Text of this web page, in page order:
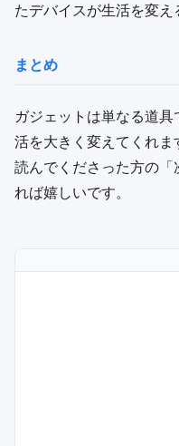
たデバイスが生活を変え
まとめ
ガジェットは単なる道
活を大きく変えてくれま
読んでくださった方の
れば嬉しいです。